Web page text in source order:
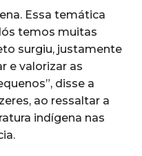
Essa temática
temos muitas
surgiu, justamente
e valorizar as
disse a
ao ressaltar a
indígena nas